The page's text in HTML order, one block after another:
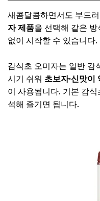
새콤달콤하면서도 부드
자 제품을 선택해 같은
없이 시작할 수 있습니다.
감식초 오미자는 일반 감
시기 쉬워 초보자·신맛이
이 사용됩니다. 기본 감
석해 즐기면 됩니다.